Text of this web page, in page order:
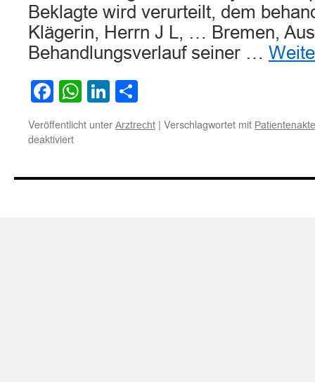
Beklagte wird verurteilt, dem
Klägerin, Herrn J L, … Bremen,
Behandlungsverlauf seiner …
Facebook
WhatsApp
LinkedIn
Veröffentlicht unter Arztrecht | Verschlagwortet mit
deaktiviertfür
des